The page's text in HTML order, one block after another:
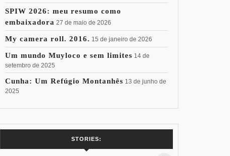
SPIW 2026: meu resumo como
embaixadora 27 de maio de 2026
My camera roll. 2016. 15 de janeiro de 2026
Um mundo Muyloco e sem limites 14 de
setembro de 2025
Cunha: Um Refúgio Montanhês 13 de junho de
2025
STORIES:
7 Vinhos com +
15% de
Pessoal: Os